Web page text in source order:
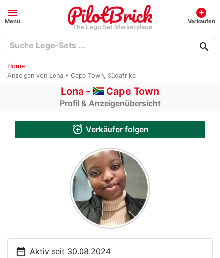
menu
Menu
The Lego Set Marketplace
add_circle
Verkaufen
search
Home
Anzeigen von Lona • Cape Town, Südafrika
Lona - Cape Town
Profil & Anzeigenübersicht
alarm_add Verkäufer folgen
date_range Aktiv seit 30.08.2024